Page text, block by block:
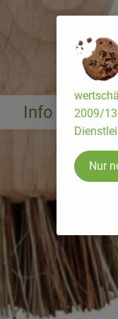
Info
2009/
Nur